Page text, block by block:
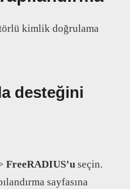
kimlik doğrulama
desteğini
FreeRADIUS’u seçin.
sayfasına